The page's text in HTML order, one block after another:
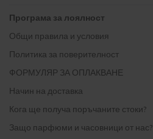
Програма за лоялност
Общи правила и условия
Политика за поверителност
ФОРМУЛЯР ЗА ОПЛАКВАНЕ
Начин на доставка
Кога ще получа поръчаните стоки?
Защо парфюми и часовници от нас?